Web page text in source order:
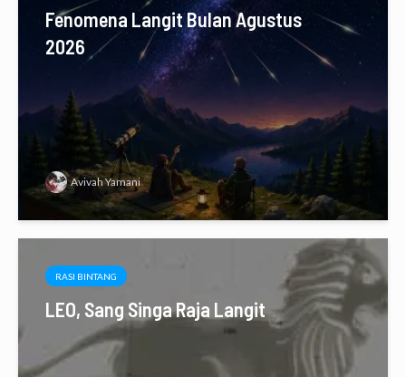
Fenomena Langit Bulan Agustus
2026
Avivah Yamani
RASI BINTANG
LEO, Sang Singa Raja Langit